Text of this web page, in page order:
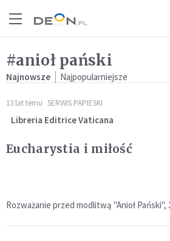
#anioł pański
Najnowsze Najpopularniejsze
13 lat temu SERWIS PAPIESKI
Libreria Editrice Vaticana
Eucharystia i miłość
Rozważanie przed modlitwą "Anioł Pański",